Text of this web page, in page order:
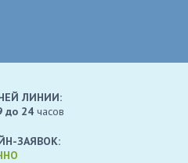
ЛИНИИ:
до 24 часов
ЗАЯВОК: